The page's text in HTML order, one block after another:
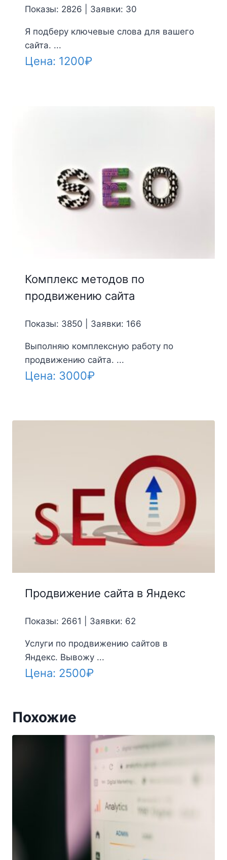
Показы: 2826 | Заявки: 30
Я подберу ключевые слова для вашего
сайта. ...
Цена: 1200₽
Комплекс методов по
продвижению сайта
Показы: 3850 | Заявки: 166
Выполняю комплексную работу по
продвижению сайта. ...
Цена: 3000₽
Продвижение сайта в Яндекс
Показы: 2661 | Заявки: 62
Услуги по продвижению сайтов в
Яндекс. Вывожу ...
Цена: 2500₽
Похожие